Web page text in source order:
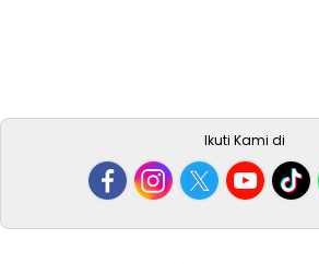
Ikuti Kami di